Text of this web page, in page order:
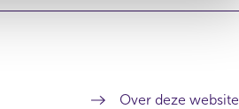
Over deze website